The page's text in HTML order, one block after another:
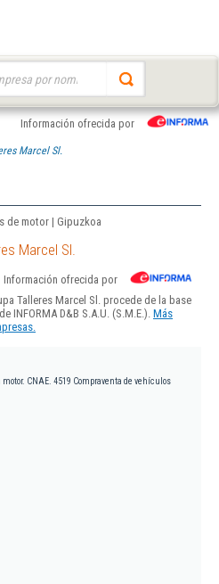
Información ofrecida por
Marcel Sl.
de motor | Gipuzkoa
Marcel Sl.
Información ofrecida por
Talleres Marcel Sl. procede de la base
INFORMA D&B S.A.U. (S.M.E.). Más
CNAE. 4519 Compraventa de vehículos